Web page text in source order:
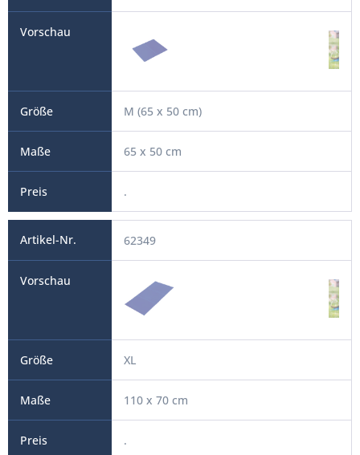
M (65 x 50 cm)
65 x 50 cm
.
62349
XL
110 x 70 cm
.